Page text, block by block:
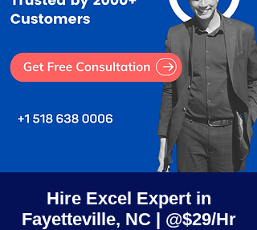
Hire Excel Expert in
Fayetteville, NC | @$29/Hr